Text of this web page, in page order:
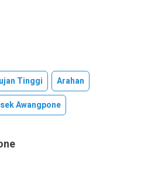
Tinggi
Arahan
Awangpone